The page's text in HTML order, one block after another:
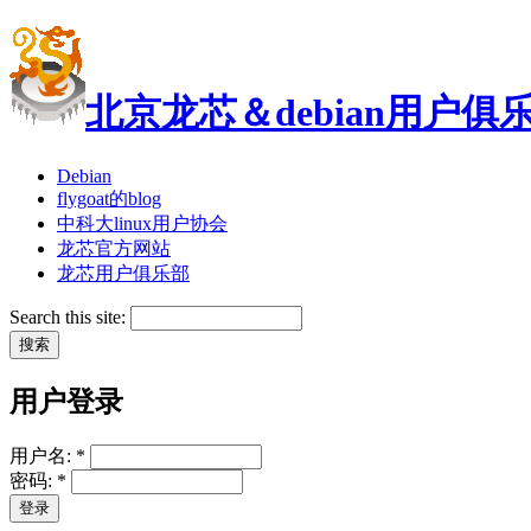
北京龙芯＆debian用户俱
Debian
flygoat的blog
中科大linux用户协会
龙芯官方网站
龙芯用户俱乐部
Search this site:
用户登录
用户名: *
密码: *